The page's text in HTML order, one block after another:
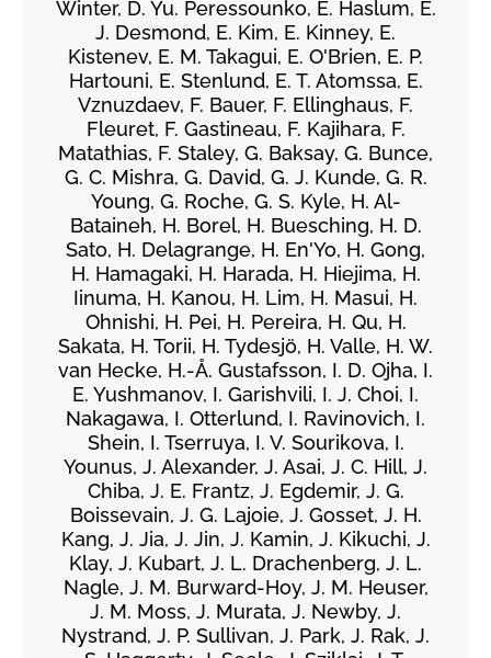
Winter, D. Yu. Peressounko, E. Haslum, E.
J. Desmond, E. Kim, E. Kinney, E.
Kistenev, E. M. Takagui, E. O'Brien, E. P.
Hartouni, E. Stenlund, E. T. Atomssa, E.
Vznuzdaev, F. Bauer, F. Ellinghaus, F.
Fleuret, F. Gastineau, F. Kajihara, F.
Matathias, F. Staley, G. Baksay, G. Bunce,
G. C. Mishra, G. David, G. J. Kunde, G. R.
Young, G. Roche, G. S. Kyle, H. Al-
Bataineh, H. Borel, H. Buesching, H. D.
Sato, H. Delagrange, H. En'Yo, H. Gong,
H. Hamagaki, H. Harada, H. Hiejima, H.
Iinuma, H. Kanou, H. Lim, H. Masui, H.
Ohnishi, H. Pei, H. Pereira, H. Qu, H.
Sakata, H. Torii, H. Tydesjö, H. Valle, H. W.
van Hecke, H.-Å. Gustafsson, I. D. Ojha, I.
E. Yushmanov, I. Garishvili, I. J. Choi, I.
Nakagawa, I. Otterlund, I. Ravinovich, I.
Shein, I. Tserruya, I. V. Sourikova, I.
Younus, J. Alexander, J. Asai, J. C. Hill, J.
Chiba, J. E. Frantz, J. Egdemir, J. G.
Boissevain, J. G. Lajoie, J. Gosset, J. H.
Kang, J. Jia, J. Jin, J. Kamin, J. Kikuchi, J.
Klay, J. Kubart, J. L. Drachenberg, J. L.
Nagle, J. M. Burward-Hoy, J. M. Heuser,
J. M. Moss, J. Murata, J. Newby, J.
Nystrand, J. P. Sullivan, J. Park, J. Rak, J.